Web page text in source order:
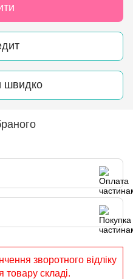
швидко
зворотного відліку
товару складі.